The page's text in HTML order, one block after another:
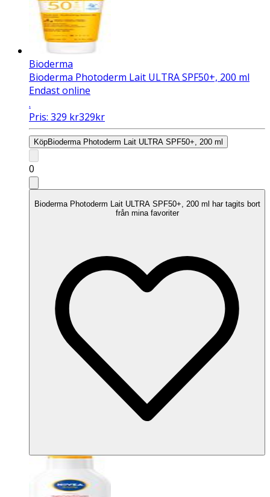
Bioderma
Bioderma Photoderm Lait ULTRA SPF50+, 200 ml
Endast online
.
Pris: 329 kr329kr
KöpBioderma Photoderm Lait ULTRA SPF50+, 200 ml
0
Bioderma Photoderm Lait ULTRA SPF50+, 200 ml har tagits bort
från mina favoriter